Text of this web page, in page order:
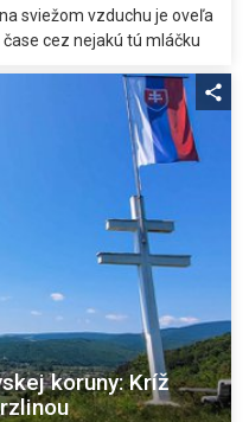
sviežom vzduchu je oveľa
cez nejakú tú mláčku
koruny Abova 2025.
koruny: Kríž